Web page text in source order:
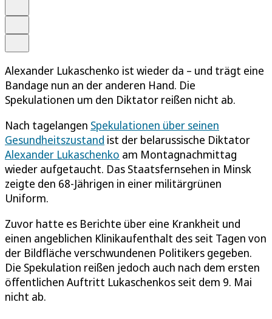
Alexander Lukaschenko ist wieder da – und trägt eine
Bandage nun an der anderen Hand. Die
Spekulationen um den Diktator reißen nicht ab.
Nach tagelangen Spekulationen über seinen
Gesundheitszustand ist der belarussische Diktator
Alexander Lukaschenko am Montagnachmittag
wieder aufgetaucht. Das Staatsfernsehen in Minsk
zeigte den 68-Jährigen in einer militärgrünen
Uniform.
Zuvor hatte es Berichte über eine Krankheit und
einen angeblichen Klinikaufenthalt des seit Tagen von
der Bildfläche verschwundenen Politikers gegeben.
Die Spekulation reißen jedoch auch nach dem ersten
öffentlichen Auftritt Lukaschenkos seit dem 9. Mai
nicht ab.